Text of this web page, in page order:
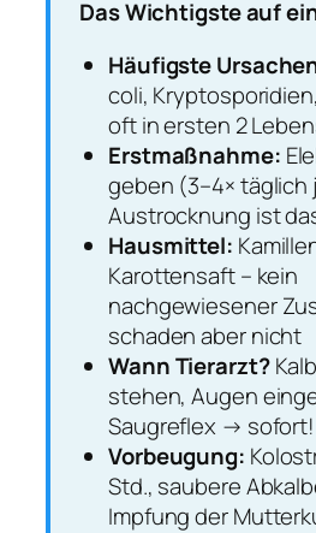
Das Wichtigste auf
Häufigste
coli,
oft in ersten 2
Erstmaßnahme:
geben (3–4× täglich
Austrocknung ist
Hausmittel:
Karottensaft – kein
nachgewiesener
schaden aber nicht
Wann Tierarzt?
stehen, Augen
Saugreflex → sofort!
Vorbeugung:
Std., saubere
Impfung der